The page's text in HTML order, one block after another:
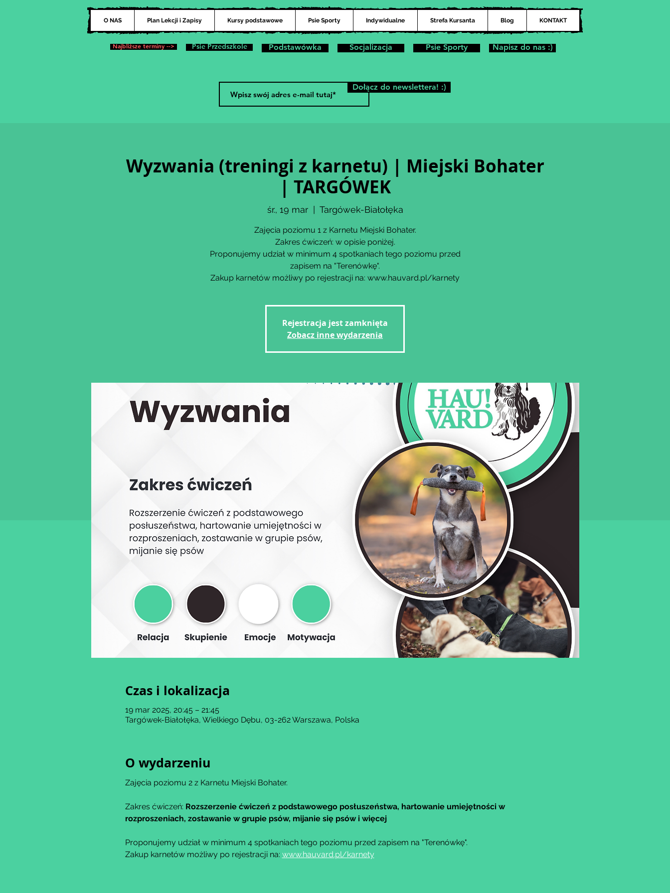
O NAS Plan Lekcji i Zapisy Kursy podstawowe Psie Sporty Indywidualne Strefa Kursanta Blog KONTAKT
Najbliższe terminy --> Psie Przedszkole Podstawówka Socjalizacja Psie Sporty Napisz do nas :)
Wyzwania (treningi z karnetu) | Miejski Bohater
| TARGÓWEK
śr., 19 mar
  |
Targówek-Białołęka
Zajęcia poziomu 1 z Karnetu Miejski Bohater.
Zakres ćwiczeń: w opisie poniżej.
Proponujemy udział w minimum 4 spotkaniach tego poziomu przed
zapisem na "Terenówkę".
Zakup karnetów możliwy po rejestracji na: www.hauvard.pl/karnety
Rejestracja jest zamknięta
Zobacz inne wydarzenia
Czas i lokalizacja
19 mar 2025, 20:45 – 21:45
Targówek-Białołęka, Wielkiego Dębu, 03-262 Warszawa, Polska
O wydarzeniu
Zajęcia poziomu 2 z Karnetu Miejski Bohater.
Zakres ćwiczeń: Rozszerzenie ćwiczeń z podstawowego posłuszeństwa, hartowanie umiejętności w
rozproszeniach, zostawanie w grupie psów, mijanie się psów i więcej
Proponujemy udział w minimum 4 spotkaniach tego poziomu przed zapisem na "Terenówkę".
Zakup karnetów możliwy po rejestracji na: www.hauvard.pl/karnety
Dołącz do newslettera! :)